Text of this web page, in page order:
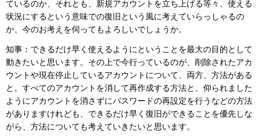
ているのか、それとも、新規アカウントを立ち上げる等々、使える
状況にするという意味での復旧という風に考えていらっしゃるの
か、今のお考えを伺ってもよろしいでしょうか。
知事：できるだけ早く使えるようにということを最大の目的として
動きたいと思います。その上で今行っているのが、削除されたアカ
ウントや現在停止しているアカウントについて、両方、方法がある
と。すべてのアカウントを消して再作成する方法と、仰られました
ようにアカウントを消さずにパスワードの再設定を行うなどの方法
がありますけれども、できるだけ早く復旧ができることを優先しな
がら、方法についても考えていきたいと思います。